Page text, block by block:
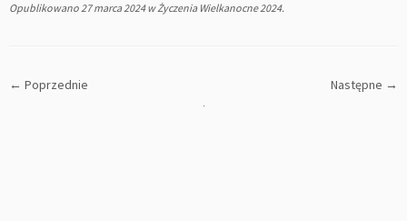
Opublikowano27 marca 2024wŻyczenia Wielkanocne 2024.
← Poprzednie Następne →